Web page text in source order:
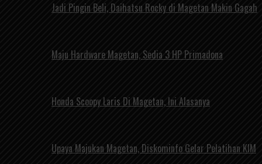
Jadi Pingin Beli, Daihatsu Rocky di Magetan Makin Gagah
Maju Hardware Magetan, Sedia 3 HP Primadona
Honda Scoopy Laris Di Magetan, Ini Alasanya
Upaya Majukan Magetan, Diskominfo Gelar Pelatihan KIM